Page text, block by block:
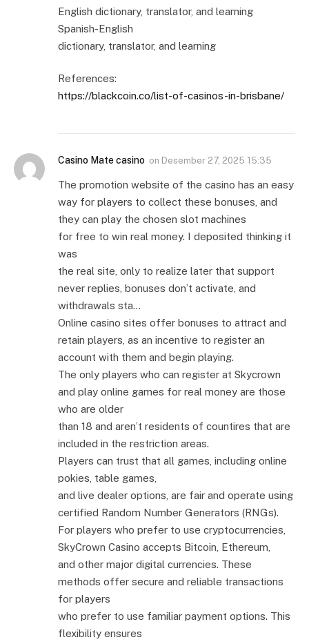
English dictionary, translator, and learning
Spanish-English
dictionary, translator, and learning
References:
https://blackcoin.co/list-of-casinos-in-brisbane/
Casino Mate casino on Desember 27, 2025 15:35
The promotion website of the casino has an easy
way for players to collect these bonuses, and
they can play the chosen slot machines
for free to win real money. I deposited thinking it
was
the real site, only to realize later that support
never replies, bonuses don’t activate, and
withdrawals sta…
Online casino sites offer bonuses to attract and
retain players, as an incentive to register an
account with them and begin playing.
The only players who can register at Skycrown
and play online games for real money are those
who are older
than 18 and aren’t residents of countires that are
included in the restriction areas.
Players can trust that all games, including online
pokies, table games,
and live dealer options, are fair and operate using
certified Random Number Generators (RNGs).
For players who prefer to use cryptocurrencies,
SkyCrown Casino accepts Bitcoin, Ethereum,
and other major digital currencies. These
methods offer secure and reliable transactions
for players
who prefer to use familiar payment options. This
flexibility ensures